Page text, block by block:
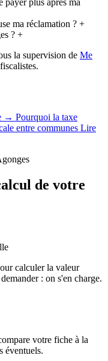
payer plus après ma
ma réclamation ?+
?+
la supervision de Me
→ Pourquoi la taxe
entre communes Lire
de votre
calculer la valeur
: on s'en charge.
votre fiche à la
éventuels.